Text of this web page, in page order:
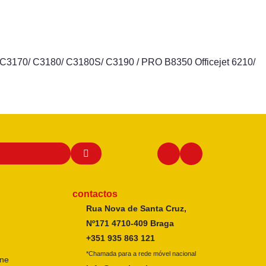
C3180/ C3180S/ C3190 / PRO B8350 Officejet 6210/
contactos
Rua Nova de Santa Cruz,
Nº171 4710-409 Braga
+351 935 863 121
*Chamada para a rede móvel nacional